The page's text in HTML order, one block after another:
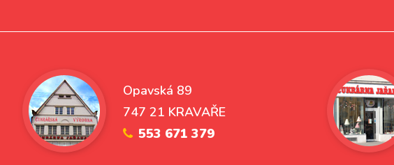
Opavská 89
747 21 KRAVAŘE
553 671 379